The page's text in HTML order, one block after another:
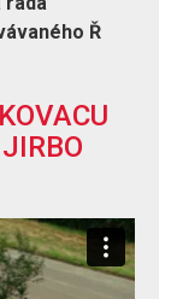
Ř